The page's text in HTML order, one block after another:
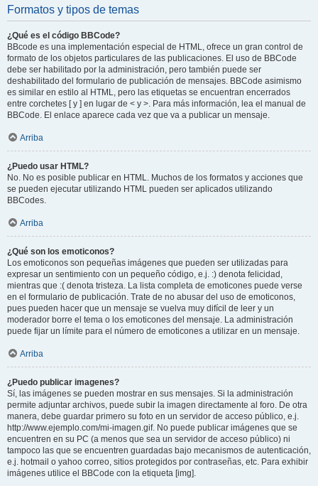
Formatos y tipos de temas
¿Qué es el código BBCode?
BBcode es una implementación especial de HTML, ofrece un gran control de
formato de los objetos particulares de las publicaciones. El uso de BBCode
debe ser habilitado por la administración, pero también puede ser
deshabilitado del formulario de publicación de mensajes. BBCode asimismo
es similar en estilo al HTML, pero las etiquetas se encuentran encerrados
entre corchetes [ y ] en lugar de < y >. Para más información, lea el manual de
BBCode. El enlace aparece cada vez que va a publicar un mensaje.
Arriba
¿Puedo usar HTML?
No. No es posible publicar en HTML. Muchos de los formatos y acciones que
se pueden ejecutar utilizando HTML pueden ser aplicados utilizando
BBCodes.
Arriba
¿Qué son los emoticonos?
Los emoticonos son pequeñas imágenes que pueden ser utilizadas para
expresar un sentimiento con un pequeño código, e.j. :) denota felicidad,
mientras que :( denota tristeza. La lista completa de emoticones puede verse
en el formulario de publicación. Trate de no abusar del uso de emoticonos,
pues pueden hacer que un mensaje se vuelva muy difícil de leer y un
moderador borre el tema o los emoticones del mensaje. La administración
puede fijar un límite para el número de emoticones a utilizar en un mensaje.
Arriba
¿Puedo publicar imagenes?
Sí, las imágenes se pueden mostrar en sus mensajes. Si la administración
permite adjuntar archivos, puede subir la imagen directamente al foro. De otra
manera, debe guardar primero su foto en un servidor de acceso público, e.j.
http://www.ejemplo.com/mi-imagen.gif. No puede publicar imágenes que se
encuentren en su PC (a menos que sea un servidor de acceso público) ni
tampoco las que se encuentren guardadas bajo mecanismos de autenticación,
e.j. hotmail o yahoo correo, sitios protegidos por contraseñas, etc. Para exhibir
imágenes utilice el BBCode con la etiqueta [img].